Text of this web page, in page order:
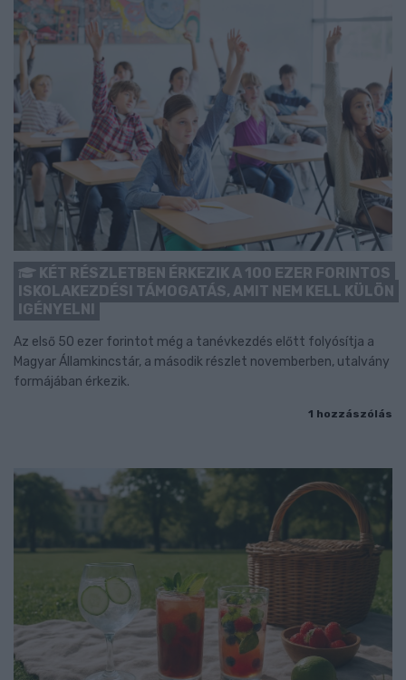
KÉT RÉSZLETBEN ÉRKEZIK A 100 EZER FORINTOS
ISKOLAKEZDÉSI TÁMOGATÁS, AMIT NEM KELL KÜLÖN
IGÉNYELNI
Az első 50 ezer forintot még a tanévkezdés előtt folyósítja a
Magyar Államkincstár, a második részlet novemberben, utalvány
formájában érkezik.
1 hozzászólás